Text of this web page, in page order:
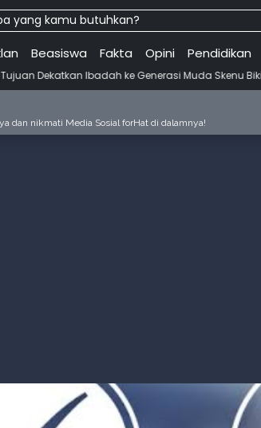
yang kamu butuhkan?
Beasiswa Fakta Opini Pendidikan
Ibadah ke Generasi Muda Skenu Bikin Panduan
dan nikmati Media Sosial forHat di dalamnya!